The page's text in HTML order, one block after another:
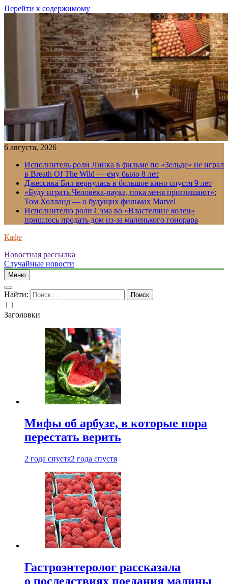
Перейти к содержимому
6 августа, 2026
Исполнитель роли Линка в фильме по «Зельде» не играл
в Breath Of The Wild — ему было 8 лет
Джессика Бил вернулась в большое кино спустя 9 лет
«Буду играть Человека-паука, пока меня приглашают»:
Том Холланд — о будущих фильмах Marvel
Исполнителю роли Сэма во «Властелине колец»
пришлось продать дом из-за маленького гонорара
Кафе
Новостная рассылка
Случайные новости
Меню
Найти:
Заголовки
Мифы об арбузе, в которые пора
перестать верить
2 года спустя2 года спустя
Гастроэнтеролог рассказала
о последствиях поедания малины